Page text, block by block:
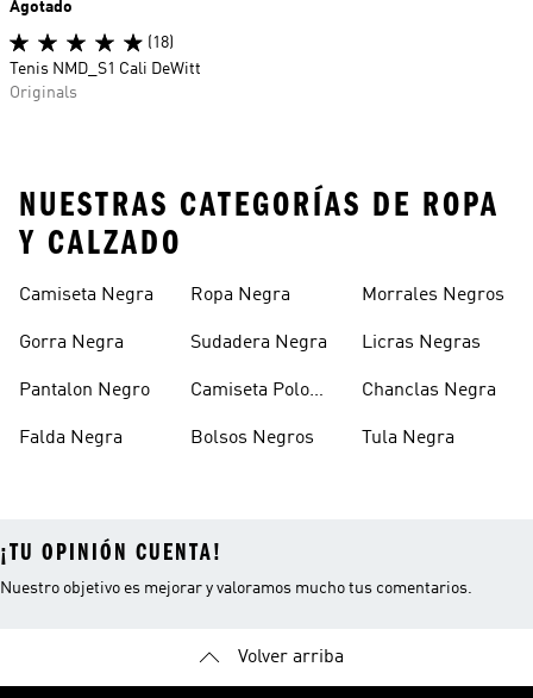
Agotado
(18)
Tenis NMD_S1 Cali DeWitt
Originals
NUESTRAS CATEGORÍAS DE ROPA
Y CALZADO
Camiseta Negra
Gorra Negra
Pantalon Negro
Falda Negra
Ropa Negra
Sudadera Negra
Camiseta Polo
Bolsos Negros
Morrales Negros
Licras Negras
Chanclas Negra
Tula Negra
¡TU OPINIÓN CUENTA!
Nuestro objetivo es mejorar y valoramos mucho tus comentarios.
Volver arriba